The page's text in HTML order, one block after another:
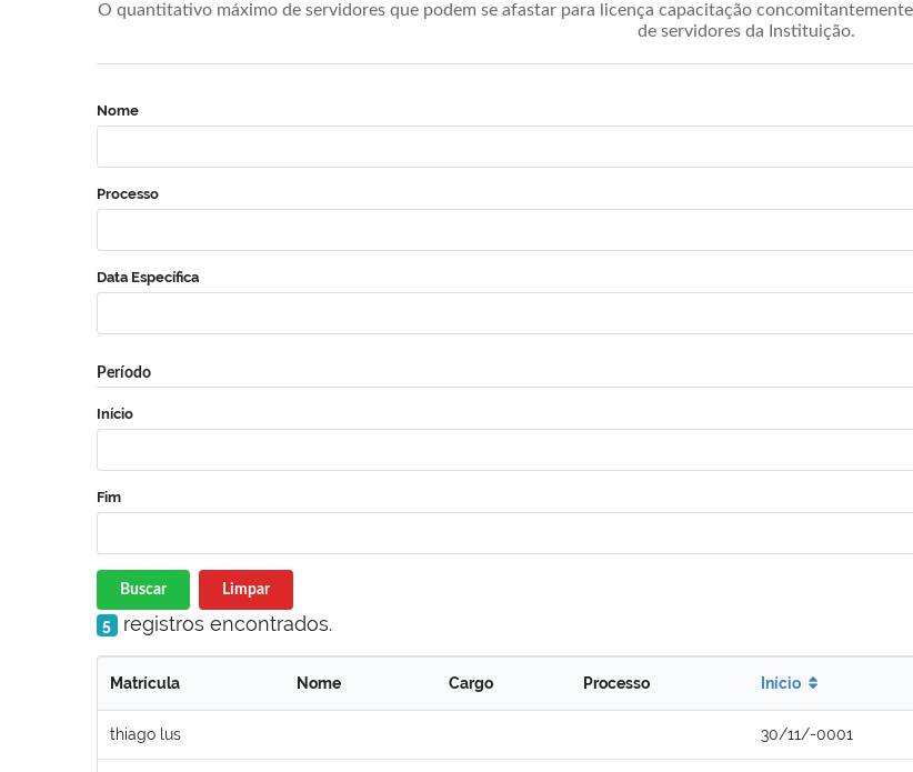
O quantitativo máximo de servidores que podem se afastar para licença capacitação
de servidores da Instituição.
Nome
Processo
Data Específica
Período
Início
Fim
Buscar Limpar
5 registros encontrados.
Matrícula Nome Cargo Processo Início
thiago lus 30/11/-0001